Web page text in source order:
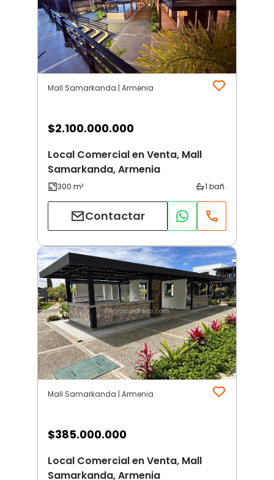
Mall Samarkanda | Armenia
$2.100.000.000
Local Comercial en Venta, Mall
Samarkanda, Armenia
Contactar
Mall Samarkanda | Armenia
$385.000.000
Local Comercial en Venta, Mall
Samarkanda, Armenia